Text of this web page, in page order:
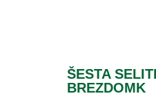
ŠESTA
BREZDOMK